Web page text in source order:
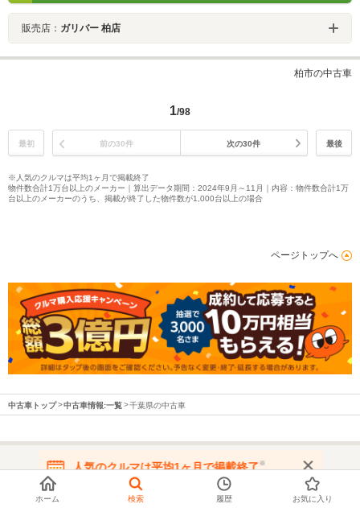
販売店： ガリバー 柏店
柏市の中古車
1/98
最初 前の30件 次の30件 最後
※人気のクルマは平均1ヶ月で掲載終了
物件数合計1万台以上のメーカー｜算出データ期間：2024年9月～11月｜内容：物件数合計1万
台以上のメーカーのうち、掲載が終了した物件数が1,000台以上の場合
ページトップへ
中古車トップ 中古車情報:一覧 千葉県の中古車
都道府県から中古車を探す
人気のクルマは平均1ヶ月で掲載終了※
在庫が無くなる前にお問い合わせください
ホーム 検索 履歴 お気に入り